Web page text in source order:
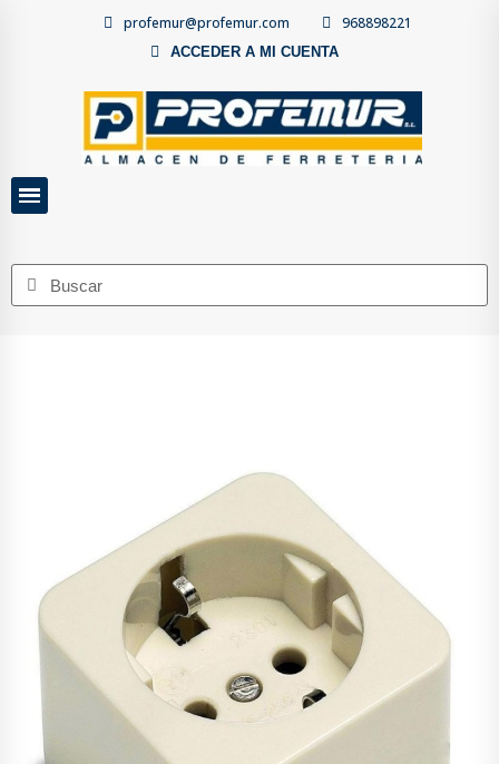
profemur@profemur.com 968898221
ACCEDER A MI CUENTA